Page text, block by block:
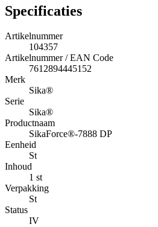
Specificaties
Artikelnummer
104357
Artikelnummer / EAN Code
7612894445152
Merk
Sika®
Serie
Sika®
Productnaam
SikaForce®-7888 DP
Eenheid
St
Inhoud
1 st
Verpakking
St
Status
IV